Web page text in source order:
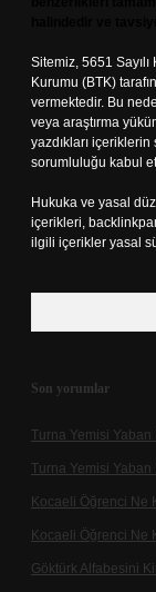
Sitemiz, 5651
Kurumu (BTK)
vermektedir. Bu
veya araştırma
yazdıkları
sorumluluğu kabul
Hukuka ve yasal
içerikleri,
ilgili içerikler yasal
Son yorumlar
Turna Yemisi Yaban
Turna Yemisi Yaban
Kocaeli Öğrenci Ne
Kocaeli Öğrenci Ne
Göktürk Alfabesini